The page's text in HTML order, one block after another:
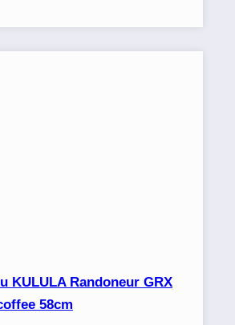
KULULA Randoneur GRX
58cm